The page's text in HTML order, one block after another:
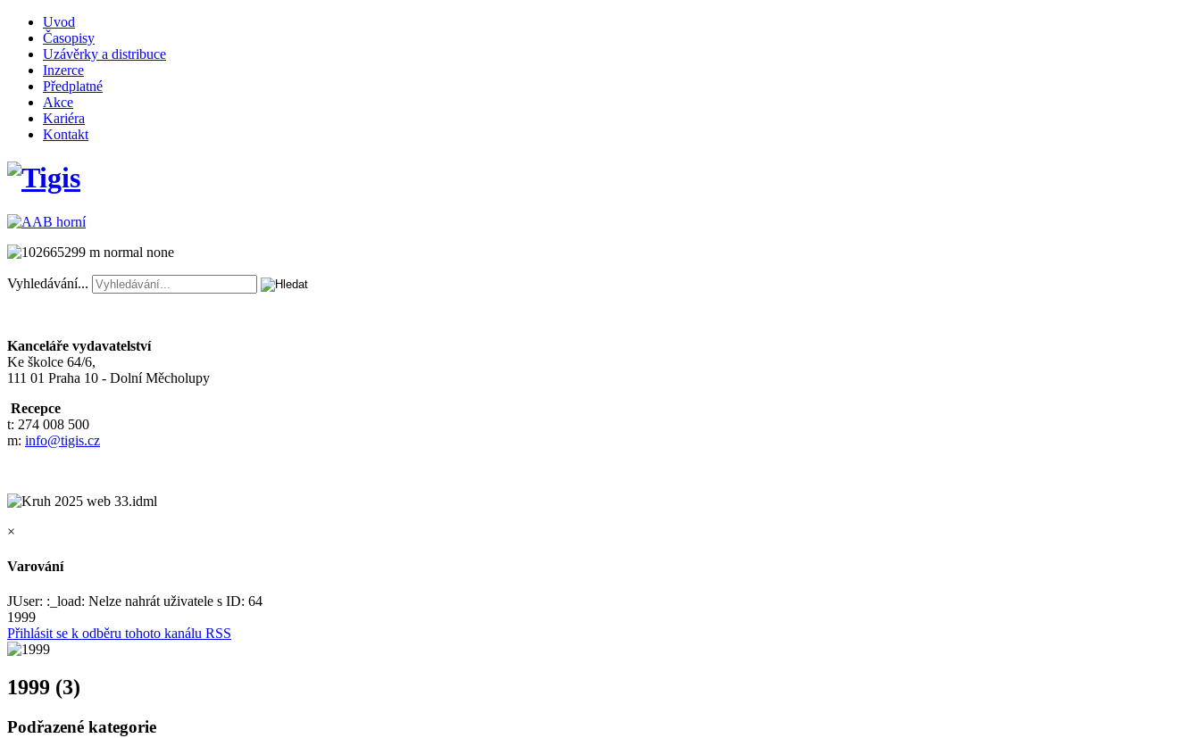
Uvod
Časopisy
Uzávěrky a distribuce
Inzerce
Předplatné
Akce
Kariéra
Kontakt
Vyhledávání...
Kanceláře vydavatelství
Ke školce 64/6,
111 01 Praha 10 - Dolní Měcholupy
Recepce
t: 274 008 500
m: info@tigis.cz
×
Varování
JUser: :_load: Nelze nahrát uživatele s ID: 64
1999
Přihlásit se k odběru tohoto kanálu RSS
1999 (3)
Podřazené kategorie